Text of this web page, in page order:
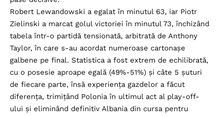
Robert Lewandowski a egalat în minutul 63, iar Piotr
Zielinski a marcat golul victoriei în minutul 73, închizând
tabela într-o partidă tensionată, arbitrată de Anthony
Taylor, în care s-au acordat numeroase cartonașe
galbene pe final. Statistica a fost extrem de echilibrată,
cu o posesie aproape egală (49%-51%) și câte 5 șuturi
de fiecare parte, însă experiența gazdelor a făcut
diferența, trimițând Polonia în ultimul act al play-off-
ului și eliminând definitiv Albania din cursa pentru